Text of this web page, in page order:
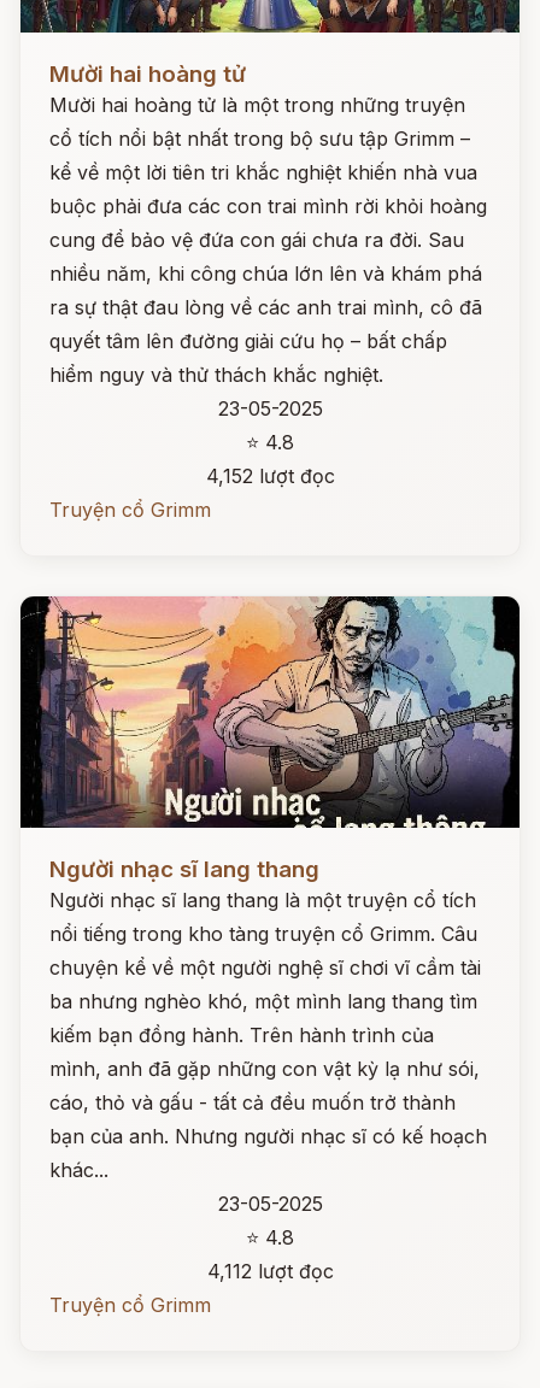
Mười hai hoàng tử
Mười hai hoàng tử là một trong những truyện
cổ tích nổi bật nhất trong bộ sưu tập Grimm –
kể về một lời tiên tri khắc nghiệt khiến nhà vua
buộc phải đưa các con trai mình rời khỏi hoàng
cung để bảo vệ đứa con gái chưa ra đời. Sau
nhiều năm, khi công chúa lớn lên và khám phá
ra sự thật đau lòng về các anh trai mình, cô đã
quyết tâm lên đường giải cứu họ – bất chấp
hiểm nguy và thử thách khắc nghiệt.
23-05-2025
⭐ 4.8
4,152 lượt đọc
Truyện cổ Grimm
Người nhạc sĩ lang thang
Người nhạc sĩ lang thang là một truyện cổ tích
nổi tiếng trong kho tàng truyện cổ Grimm. Câu
chuyện kể về một người nghệ sĩ chơi vĩ cầm tài
ba nhưng nghèo khó, một mình lang thang tìm
kiếm bạn đồng hành. Trên hành trình của
mình, anh đã gặp những con vật kỳ lạ như sói,
cáo, thỏ và gấu - tất cả đều muốn trở thành
bạn của anh. Nhưng người nhạc sĩ có kế hoạch
khác...
23-05-2025
⭐ 4.8
4,112 lượt đọc
Truyện cổ Grimm